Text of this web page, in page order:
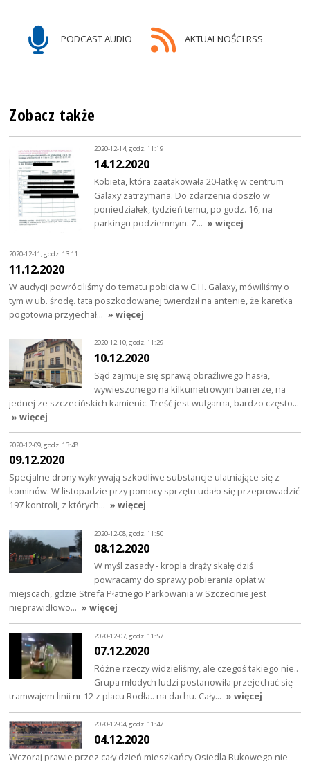
PODCAST AUDIO AKTUALNOŚCI RSS
Zobacz także
2020-12-14, godz. 11:19
14.12.2020
Kobieta, która zaatakowała 20-latkę w centrum
Galaxy zatrzymana. Do zdarzenia doszło w
poniedziałek, tydzień temu, po godz. 16, na
parkingu podziemnym. Z… » więcej
2020-12-11, godz. 13:11
11.12.2020
W audycji powróciliśmy do tematu pobicia w C.H. Galaxy, mówiliśmy o
tym w ub. środę. tata poszkodowanej twierdził na antenie, że karetka
pogotowia przyjechał… » więcej
2020-12-10, godz. 11:29
10.12.2020
Sąd zajmuje się sprawą obraźliwego hasła,
wywieszonego na kilkumetrowym banerze, na
jednej ze szczecińskich kamienic. Treść jest wulgarna, bardzo często…
» więcej
2020-12-09, godz. 13:48
09.12.2020
Specjalne drony wykrywają szkodliwe substancje ulatniające się z
kominów. W listopadzie przy pomocy sprzętu udało się przeprowadzić
197 kontroli, z których… » więcej
2020-12-08, godz. 11:50
08.12.2020
W myśl zasady - kropla drąży skałę dziś
powracamy do sprawy pobierania opłat w
miejscach, gdzie Strefa Płatnego Parkowania w Szczecinie jest
nieprawidłowo… » więcej
2020-12-07, godz. 11:57
07.12.2020
Różne rzeczy widzieliśmy, ale czegoś takiego nie..
Grupa młodych ludzi postanowiła przejechać się
tramwajem linii nr 12 z placu Rodła.. na dachu. Cały… » więcej
2020-12-04, godz. 11:47
04.12.2020
Wczoraj prawie przez cały dzień mieszkańcy Osiedla Bukowego nie